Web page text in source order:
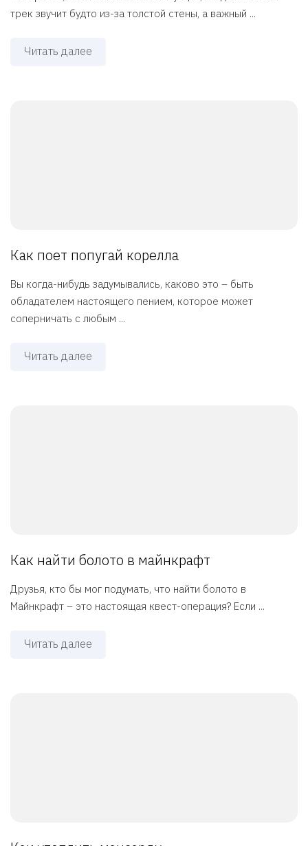
трек звучит будто из-за толстой стены, а важный ...
Читать далее
Как поет попугай корелла
Вы когда-нибудь задумывались, каково это – быть
обладателем настоящего пением, которое может
соперничать с любым ...
Читать далее
Как найти болото в майнкрафт
Друзья, кто бы мог подумать, что найти болото в
Майнкрафт – это настоящая квест-операция? Если ...
Читать далее